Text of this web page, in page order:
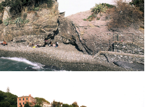
di Zoagli